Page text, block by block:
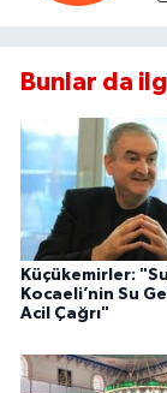
Bunlar da
Küçükemirler:
Kocaeli’nin Su
Acil Çağrı"